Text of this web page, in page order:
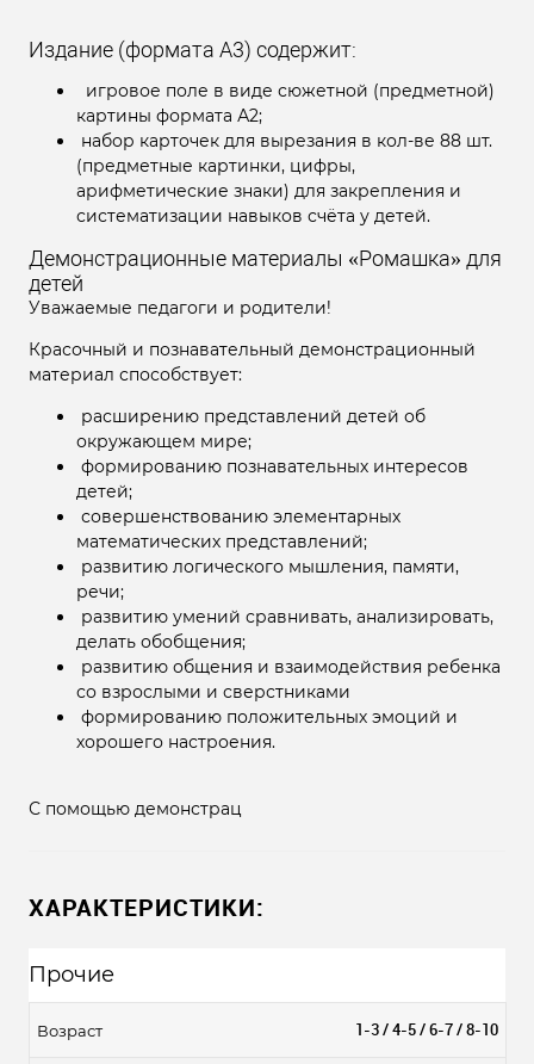
Издание (формата А3) содержит:
игровое поле в виде сюжетной (предметной)
картины формата А2;
набор карточек для вырезания в кол-ве 88 шт.
(предметные картинки, цифры,
арифметические знаки) для закрепления и
систематизации навыков счёта у детей.
Демонстрационные материалы «Ромашка» для
детей
Уважаемые педагоги и родители!
Красочный и познавательный демонстрационный
материал способствует:
расширению представлений детей об
окружающем мире;
формированию познавательных интересов
детей;
совершенствованию элементарных
математических представлений;
развитию логического мышления, памяти,
речи;
развитию умений сравнивать, анализировать,
делать обобщения;
развитию общения и взаимодействия ребенка
со взрослыми и сверстниками
формированию положительных эмоций и
хорошего настроения.
С помощью демонстрац
ХАРАКТЕРИСТИКИ:
Прочие
Возраст 1-3 / 4-5 / 6-7 / 8-10